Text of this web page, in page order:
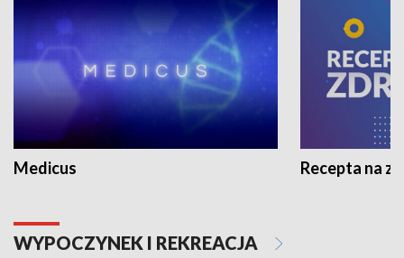
Medicus Recepta na
WYPOCZYNEK I REKREACJA